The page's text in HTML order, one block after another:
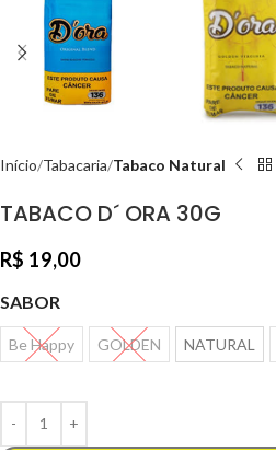
Início Tabacaria Tabaco Natural
TABACO D´ ORA 30G
R$ 19,00
SABOR
Be Happy GOLDEN NATURAL